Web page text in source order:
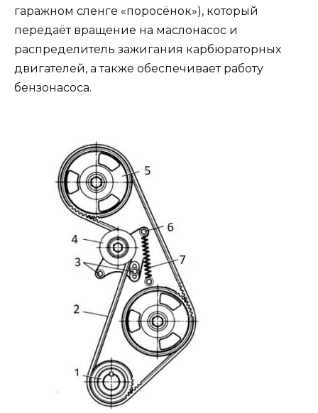
гаражном сленге «поросёнок»), который
передаёт вращение на маслонасос и
распределитель зажигания карбюраторных
двигателей, а также обеспечивает работу
бензонасоса.